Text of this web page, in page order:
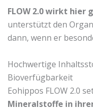
FLOW 2.0 wirkt hier
unterstützt den
dann, wenn er
Hochwertige
Bioverfügbarkeit
Eohippos FLOW 2.0
Mineralstoffe in